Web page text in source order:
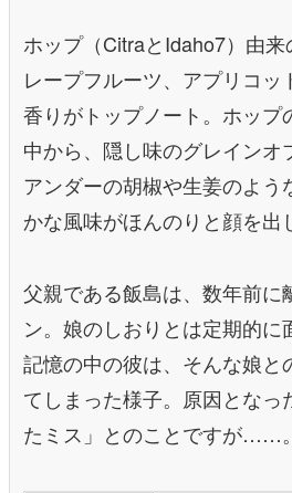
ホップ（CitraとIdaho7）由
レープフルーツ、アプリコッ
香りがトップノート。ホップ
中から、隠し味のグレインオ
アンダーの胡椒や生姜のよう
かな風味がほんのりと顔を出
父親である飯島は、数年前に
ン。娘のしおりとは定期的に
記憶の中の彼は、そんな娘と
てしまった様子。原因となっ
たミス」とのことですが……。